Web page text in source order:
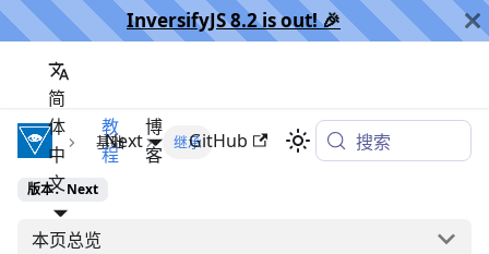
InversifyJS 8.2 is out! 🎉️
InversifyJS
简
体
中
文
教
程
博
客
Next GitHub 搜索
基础 继承
版本：Next
本页总览